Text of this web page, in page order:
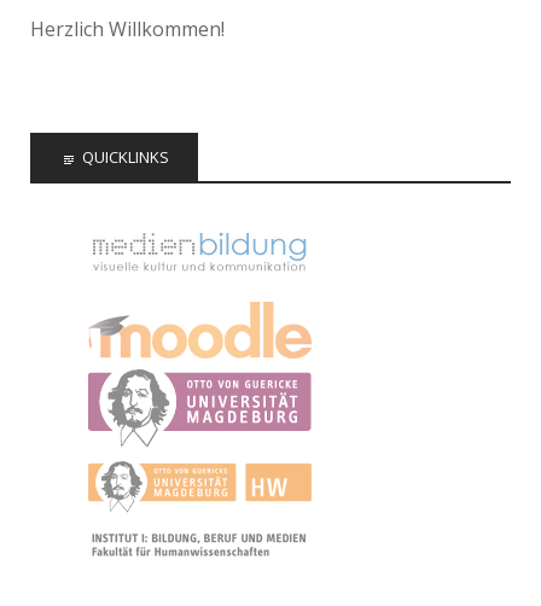
Herzlich Willkommen!
QUICKLINKS